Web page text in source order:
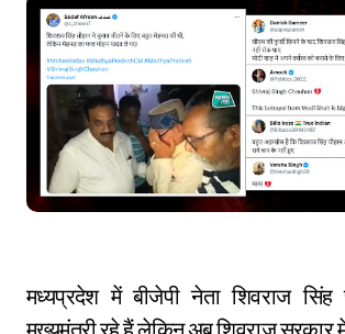
मध्यप्रदेश में बीजेपी नेता शिवराज सिंह